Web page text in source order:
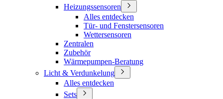
Heizungssensoren
Alles entdecken
Tür- und Fenstersensoren
Wettersensoren
Zentralen
Zubehör
Wärmepumpen-Beratung
Licht & Verdunkelung
Alles entdecken
Sets